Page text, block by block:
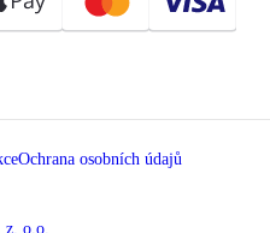
Ochrana osobních údajů
z. o.o.